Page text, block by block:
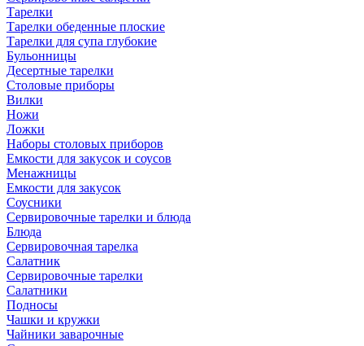
Тарелки
Тарелки обеденные плоские
Тарелки для супа глубокие
Бульонницы
Десертные тарелки
Столовые приборы
Вилки
Ножи
Ложки
Наборы столовых приборов
Емкости для закусок и соусов
Менажницы
Емкости для закусок
Соусники
Сервировочные тарелки и блюда
Блюда
Сервировочная тарелка
Салатник
Сервировочные тарелки
Салатники
Подносы
Чашки и кружки
Чайники заварочные